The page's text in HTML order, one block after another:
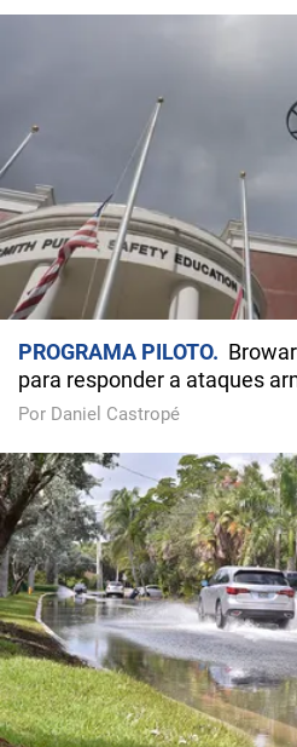
PROGRAMA PILOTO
para responder a ataques
Por Daniel Castropé